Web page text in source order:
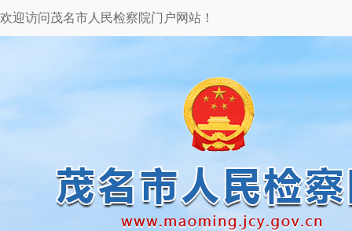
欢迎访问茂名市人民检察院门户网站！